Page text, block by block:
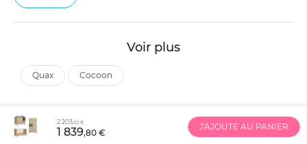
Voir plus
quax cocoon
2 203,50 €
1 839,80 €
J'AJOUTE AU PANIER